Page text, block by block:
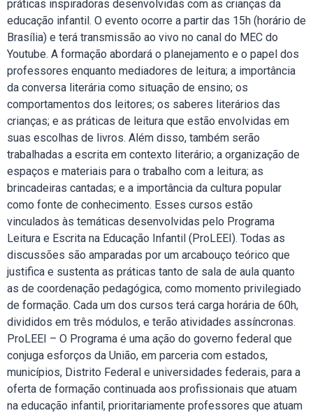
práticas inspiradoras desenvolvidas com as crianças da
educação infantil. O evento ocorre a partir das 15h (horário de
Brasília) e terá transmissão ao vivo no canal do MEC do
Youtube. A formação abordará o planejamento e o papel dos
professores enquanto mediadores de leitura; a importância
da conversa literária como situação de ensino; os
comportamentos dos leitores; os saberes literários das
crianças; e as práticas de leitura que estão envolvidas em
suas escolhas de livros. Além disso, também serão
trabalhadas a escrita em contexto literário; a organização de
espaços e materiais para o trabalho com a leitura; as
brincadeiras cantadas; e a importância da cultura popular
como fonte de conhecimento. Esses cursos estão
vinculados às temáticas desenvolvidas pelo Programa
Leitura e Escrita na Educação Infantil (ProLEEI). Todas as
discussões são amparadas por um arcabouço teórico que
justifica e sustenta as práticas tanto de sala de aula quanto
as de coordenação pedagógica, como momento privilegiado
de formação. Cada um dos cursos terá carga horária de 60h,
divididos em três módulos, e terão atividades assíncronas.
ProLEEI – O Programa é uma ação do governo federal que
conjuga esforços da União, em parceria com estados,
municípios, Distrito Federal e universidades federais, para a
oferta de formação continuada aos profissionais que atuam
na educação infantil, prioritariamente professores que atuam